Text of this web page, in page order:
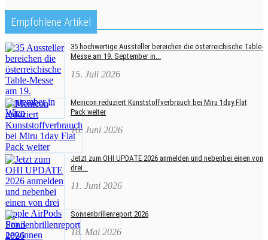
Empfohlene Artikel
35 hochwertige Aussteller bereichen die österreichische Table-
Messe am 19. September in...
15. Juli 2026
Menicon reduziert Kunststoffverbrauch bei Miru 1day Flat
Pack weiter
16. Juni 2026
Jetzt zum OHI UPDATE 2026 anmelden und nebenbei einen von
drei...
11. Juni 2026
Sonnenbrillenreport 2026
18. Mai 2026